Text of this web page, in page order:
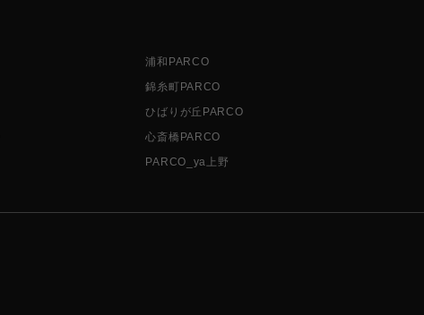
浦和PARCO
錦糸町PARCO
ひばりが丘PARCO
心斎橋PARCO
PARCO_ya上野